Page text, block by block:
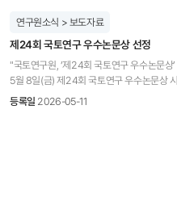
주택이 저축의 대체 수단으로 기능하고 있
1%p 감소할 경우 물가상승률은 약 0.585%p
인구고령화로 고물가·고금리 구조가 장기
실물경기) 2010년 이후 주택가격 상승은
작용하였으며, 총요소생산성에 대한 주택
35.65%로 큰 폭으로 확대되어, 주택 중심
선정되었으며, 우수상에는 ‘제조업 입지 이
연구’, ‘지역 간 통행 네트워크를 활용한 지
군집분석을 중심으로’, ‘상권 활력 및 업종
동태적 변화 분석’, ‘탈(脫)석탄 정책은 지
박사후연구원)·이현탁(가천대 금융·빅데이
연구원소식 > 보도자료
제24회 국토연구 우수논문상 선정
"국토연구원, ‘제24회 국토연구 우수논문
5월 8일(금) 제24회 국토연구 우수논문상
시장의 동태적 관계 분석’, 우수상에는 ‘상권
등록일 2026-05-11